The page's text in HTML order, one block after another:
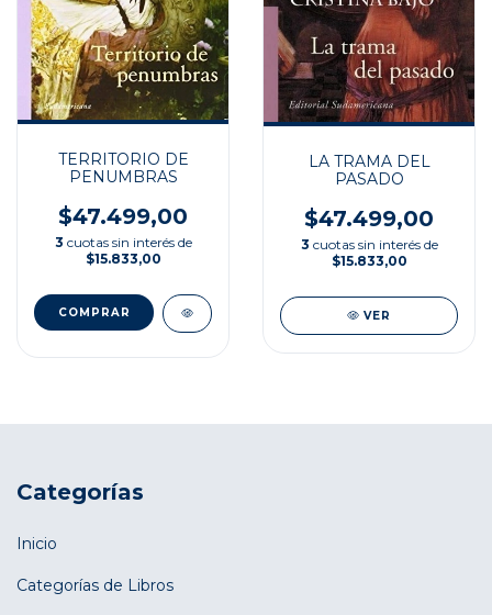
TERRITORIO DE
PENUMBRAS
$47.499,00
3 cuotas sin interés de
$15.833,00
LA TRAMA DEL
PASADO
$47.499,00
3 cuotas sin interés de
$15.833,00
VER
Categorías
Inicio
Categorías de Libros